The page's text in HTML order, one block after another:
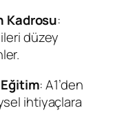
Kadrosu:
düzey
: A1’den
ihtiyaçlara